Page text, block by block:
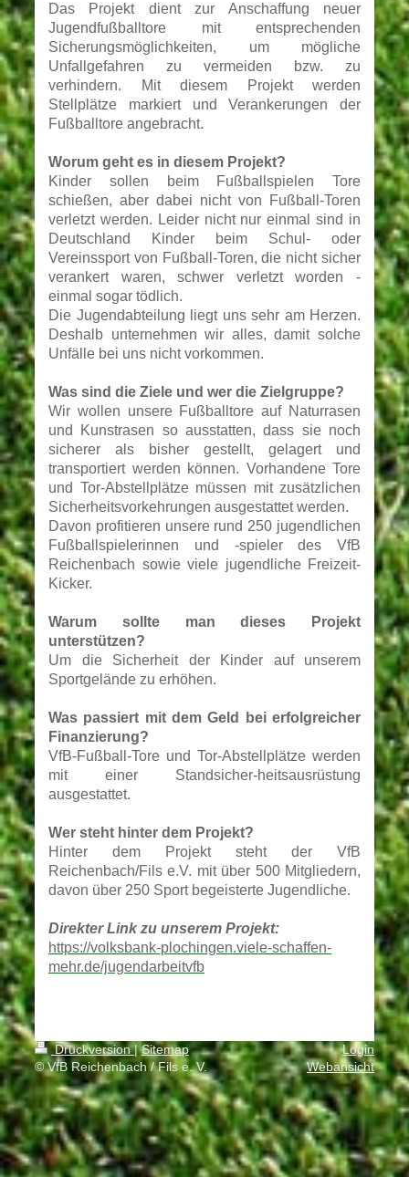
Das Projekt dient zur Anschaffung neuer
Jugendfußballtore mit entsprechenden
Sicherungsmöglichkeiten, um mögliche
Unfallgefahren zu vermeiden bzw. zu
verhindern. Mit diesem Projekt werden
Stellplätze markiert und Verankerungen der
Fußballtore angebracht.
Worum geht es in diesem Projekt?
Kinder sollen beim Fußballspielen Tore
schießen, aber dabei nicht von Fußball-Toren
verletzt werden. Leider nicht nur einmal sind in
Deutschland Kinder beim Schul- oder
Vereinssport von Fußball-Toren, die nicht sicher
verankert waren, schwer verletzt worden -
einmal sogar tödlich.
Die Jugendabteilung liegt uns sehr am Herzen.
Deshalb unternehmen wir alles, damit solche
Unfälle bei uns nicht vorkommen.
Was sind die Ziele und wer die Zielgruppe?
Wir wollen unsere Fußballtore auf Naturrasen
und Kunstrasen so ausstatten, dass sie noch
sicherer als bisher gestellt, gelagert und
transportiert werden können. Vorhandene Tore
und Tor-Abstellplätze müssen mit zusätzlichen
Sicherheitsvorkehrungen ausgestattet werden.
Davon profitieren unsere rund 250 jugendlichen
Fußballspielerinnen und -spieler des VfB
Reichenbach sowie viele jugendliche Freizeit-
Kicker.
Warum sollte man dieses Projekt
unterstützen?
Um die Sicherheit der Kinder auf unserem
Sportgelände zu erhöhen.
Was passiert mit dem Geld bei erfolgreicher
Finanzierung?
VfB-Fußball-Tore und Tor-Abstellplätze werden
mit einer Standsicher-heitsausrüstung
ausgestattet.
Wer steht hinter dem Projekt?
Hinter dem Projekt steht der VfB
Reichenbach/Fils e.V. mit über 500 Mitgliedern,
davon über 250 Sport begeisterte Jugendliche.
Direkter Link zu unserem Projekt:
https://volksbank-plochingen.viele-schaffen-
mehr.de/jugendarbeitvfb
Druckversion| Sitemap
© VfB Reichenbach / Fils e. V.
Login
Webansicht